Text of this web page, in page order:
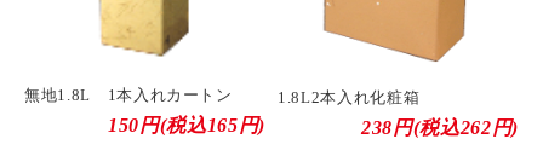
無地1.8L 1本入れカートン
150円(税込165円)
1.8L2本入れ化粧箱
238円(税込262円)